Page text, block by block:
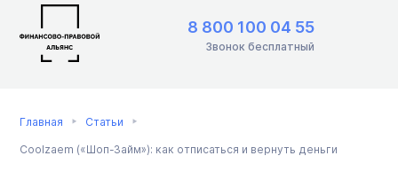
8 800 100 04 55
Звонок бесплатный
Главная Статьи
Coolzaem («Шоп-Займ»): как отписаться и вернуть деньги